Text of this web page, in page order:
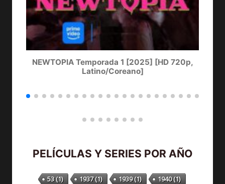
NEWTOPIA Temporada 1 [2025] [HD 720p,
Latino/Coreano]
PELÍCULAS Y SERIES POR AÑO
53(1) 1937(1) 1939(1) 1940(1)